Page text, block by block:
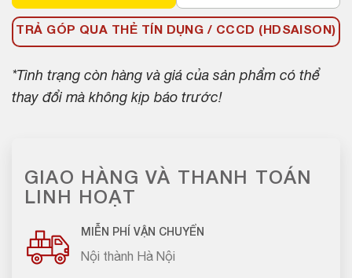
TRẢ GÓP QUA THẺ TÍN DỤNG / CCCD (HDSAISON)
*Tình trạng còn hàng và giá của sản phẩm có thể
thay đổi mà không kịp báo trước!
GIAO HÀNG VÀ THANH TOÁN
LINH HOẠT
MIỄN PHÍ VẬN CHUYỂN
Nội thành Hà Nội